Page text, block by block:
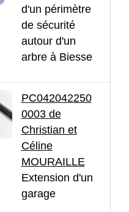
d'un périmètre
de sécurité
autour d'un
arbre à Biesse
PC042042250
0003 de
Christian et
Céline
MOURAILLE
Extension d'un
garage